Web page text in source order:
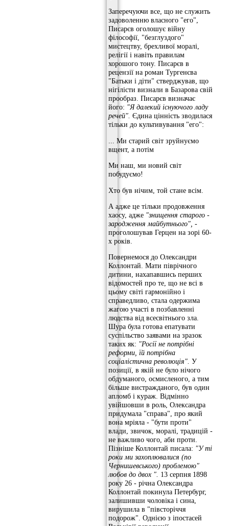
Заперечуючи все, що не служить
задоволенню власного "его",
Писарєв оголошує війну
філософії, "безглуздого"
мистецтву, брехливої ​​моралі,
релігії і навіть правилам
хорошого тону. Писарєв в
рецензії на роман Тургенєва
"Батьки і діти" стверджував, що
нігілісти визнали в Базарова свій
прообраз. Писарєв визначає
його: "Я далекий існуючого ладу
речей". Єдина цінність зводилася
тільки до культивування "его":
... Ми старий світ зруйнуємо
вщент, а потім
Ми наш, ми новий світ
побудуємо!
Хто був нічим, той стане всім.
А адже це тільки продовження
хаосу, адже "знищення старого -
зародження майбутнього", -
проголошував Герцен на зорі 60-
х років.
Повернемося до Олександри
Коллонтай. Мати піврічного
дитини, нахапавшись перших
відомостей про те, що не всі в
цьому світі гармонійно і
справедливо, стала одержима
жагою участі в позбавленні
людства від всесвітнього зла.
Шура була готова епатувати
суспільство заявами на зразок
таких як: "Росії не потрібні
реформи, їй потрібна
соціалістична революція". У
позиції, в якій не було нічого
обдуманого, осмисленого, а тим
більше вистражданого, був один
апломб і кураж. Відмінно
увійшовши в роль, Олександра
придумала "справа", про який
вона мріяла - "бути проти"
влади, звичок, моралі, традицій -
не важливо чого, аби проти.
Пізніше Коллонтай писала: "У ті
роки ми захоплювалися (по
Чернишевського) проблемою"
любов до двох ". 13 серпня 1898
року 26 - річна Олександра
Коллонтай покинула Петербург,
залишивши чоловіка і сина,
вирушила в "півсторіччя
подорож". Однією з іпостасей